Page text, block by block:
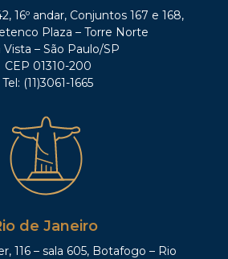
16º andar, Conjuntos 167 e 168,
Plaza – Torre Norte
Vista – São Paulo/SP
CEP 01310-200
Tel: (11)3061-1665
de Janeiro
116 – sala 605, Botafogo – Rio